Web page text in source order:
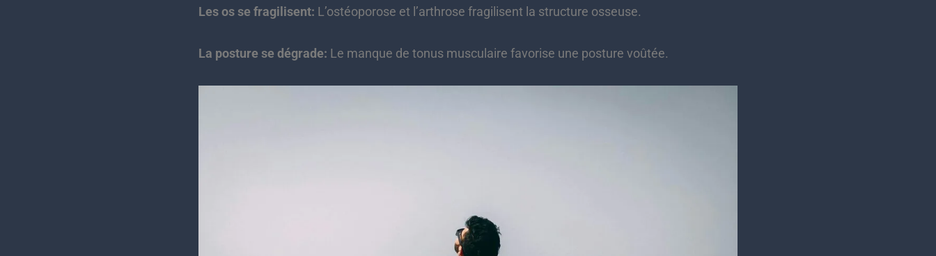
Les os se fragilisent: L’ostéoporose et l’arthrose fragilisent la structure osseuse.
La posture se dégrade: Le manque de tonus musculaire favorise une posture voûtée.